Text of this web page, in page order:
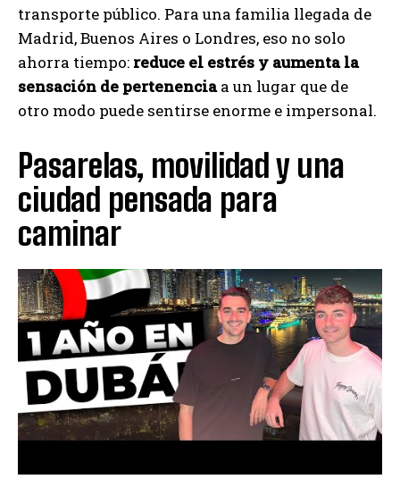
transporte público. Para una familia llegada de
Madrid, Buenos Aires o Londres, eso no solo
ahorra tiempo: reduce el estrés y aumenta la
sensación de pertenenciaa un lugar que de
otro modo puede sentirse enorme e impersonal.
Pasarelas, movilidad y una
ciudad pensada para
caminar